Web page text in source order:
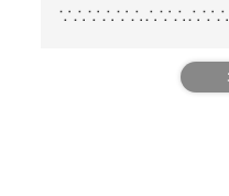
∵∴∵∴∵∴∴∵∴∴∵∴